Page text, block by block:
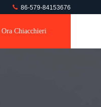
86-579-84153676
Ora Chiacchieri